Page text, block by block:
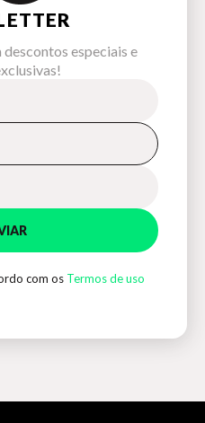
especiais e
com os Termos de uso